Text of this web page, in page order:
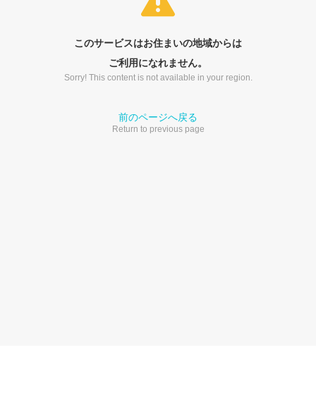
このサービスはお住まいの地域からは
ご利用になれません。
Sorry! This content is not available in your region.
前のページへ戻る
Return to previous page